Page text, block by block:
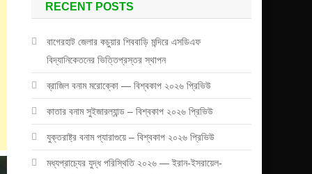
RECENT POSTS
বাগেরহাট জেলার কচুয়ার শিববাড়ি মন্দিরে এসডিএফ
বিদ্যানিকেতনের ভিত্তিপ্রস্তর স্থাপন
ব্রাজিল বনাম মরোক্কো — বিশ্বকাপ ২০২৬ প্রিভিউ
কাতার বনাম সুইজারল্যান্ড – বিশ্বকাপ ২০২৬ প্রিভিউ
যুক্তরাষ্ট্র বনাম প্যারাগুয়ে – বিশ্বকাপ ২০২৬ প্রিভিউ
মধ্যপ্রাচ্যের যুদ্ধ পরিস্থিতি ২০২৬ — ইরান-ইসরায়েল-